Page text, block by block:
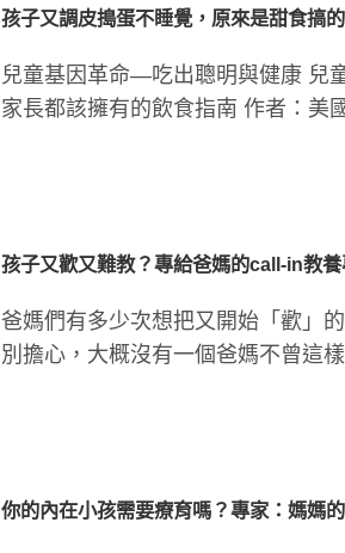
孩子又調皮搗蛋不睡覺，原來是甜食搞的
兒童基因革命—吃出聰明與健康 兒
家長都該擁有的飲食指南 作者：美
孩子又歡又難教？專給爸媽的call-in教
爸媽們有多少次想把又開始「歡」
別擔心，大概沒有一個爸媽不曾這
你的內在小孩需要療育嗎？專家：媽媽